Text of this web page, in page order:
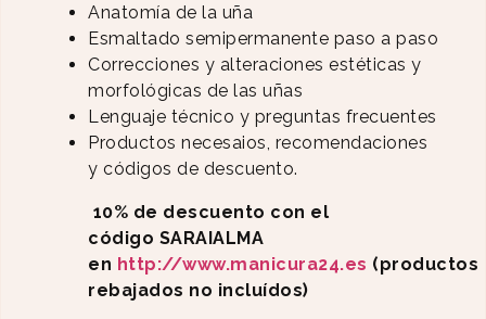
Anatomía de la uña
Esmaltado semipermanente paso a paso
Correcciones y alteraciones estéticas y
morfológicas de las uñas
Lenguaje técnico y preguntas frecuentes
Productos necesaios, recomendaciones
y códigos de descuento.
10% de descuento con el
código SARAIALMA
en http://www.manicura24.es (productos
rebajados no incluídos)